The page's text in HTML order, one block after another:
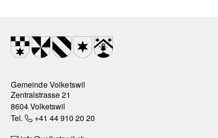
Footer
Wappen
Gemeinde Volketswil
Zentralstrasse 21
8604 Volketswil
Tel.
+41 44 910 20 20